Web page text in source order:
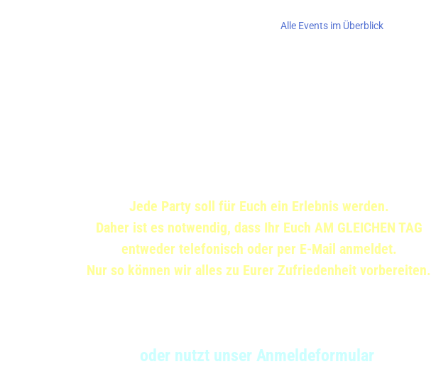
Alle Events im Überblick
Jede Party soll für Euch ein Erlebnis werden.
Daher ist es notwendig, dass Ihr Euch AM GLEICHEN TAG
entweder telefonisch oder per E-Mail anmeldet.
Nur so können wir alles zu Eurer Zufriedenheit vorbereiten.
oder nutzt unser Anmeldeformular